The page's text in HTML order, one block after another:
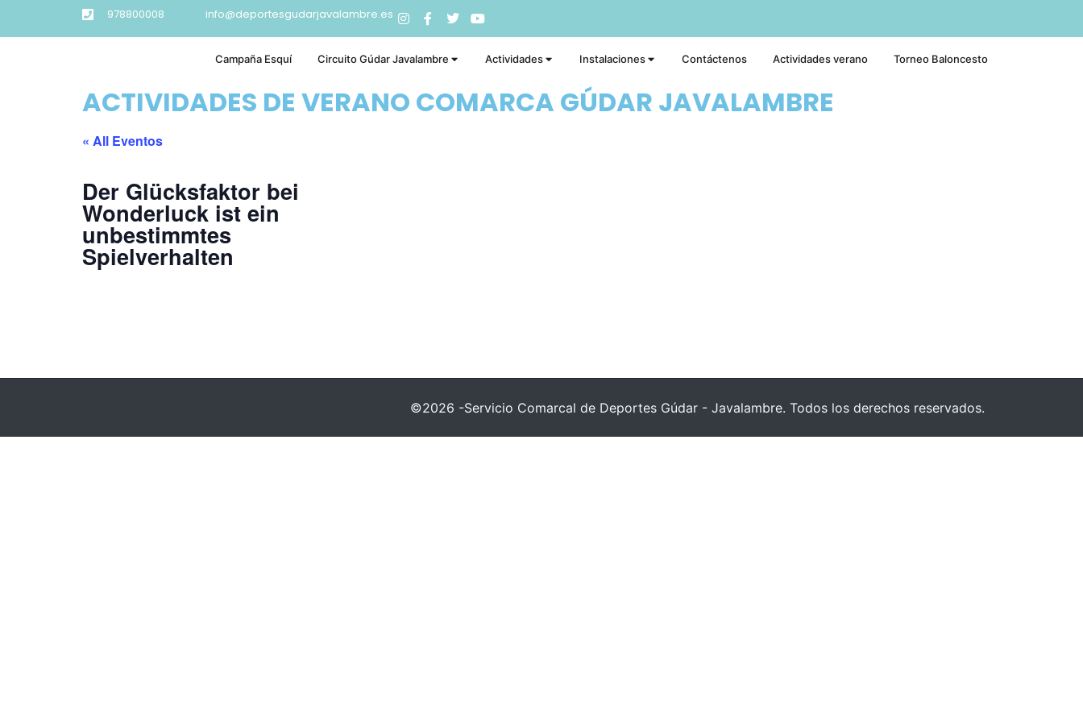
978800008 info@deportesgudarjavalambre.es
Campaña Esquí Circuito Gúdar Javalambre Actividades Instalaciones Contáctenos Actividades verano Torneo Baloncesto
ACTIVIDADES DE VERANO COMARCA GÚDAR JAVALAMBRE
« All Eventos
Der Glücksfaktor bei
Wonderluck ist ein
unbestimmtes
Spielverhalten
©2026 -Servicio Comarcal de Deportes Gúdar - Javalambre. Todos los derechos reservados.